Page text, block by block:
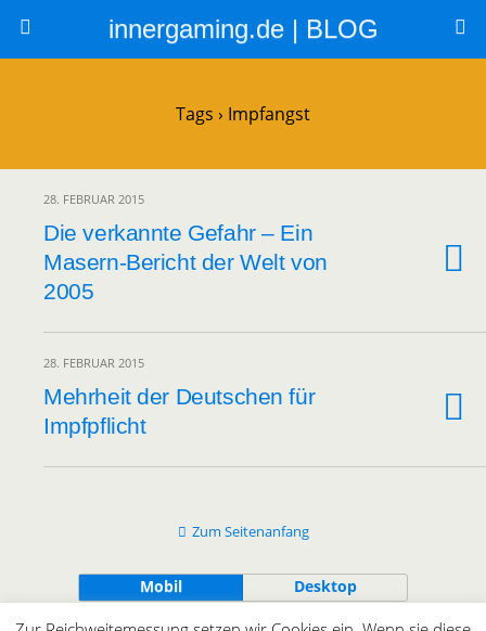
innergaming.de | BLOG
Tags › Impfangst
28. FEBRUAR 2015
Die verkannte Gefahr – Ein
Masern-Bericht der Welt von
2005
28. FEBRUAR 2015
Mehrheit der Deutschen für
Impfpflicht
Zum Seitenanfang
Mobil Desktop